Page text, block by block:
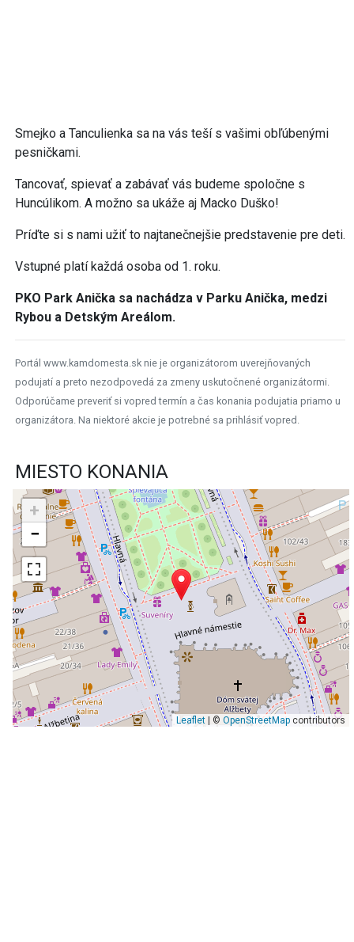
Smejko a Tanculienka sa na vás teší s vašimi obľúbenými
pesničkami.
Tancovať, spievať a zabávať vás budeme spoločne s
Huncúlikom. A možno sa ukáže aj Macko Duško!
Príďte si s nami užiť to najtanečnejšie predstavenie pre deti.
Vstupné platí každá osoba od 1. roku.
PKO Park Anička sa nachádza v Parku Anička, medzi
Rybou a Detským Areálom.
Portál www.kamdomesta.sk nie je organizátorom uverejňovaných
podujatí a preto nezodpovedá za zmeny uskutočnené organizátormi.
Odporúčame preveriť si vopred termín a čas konania podujatia priamo u
organizátora. Na niektoré akcie je potrebné sa prihlásiť vopred.
MIESTO KONANIA
+
−
Leaflet| © OpenStreetMapcontributors